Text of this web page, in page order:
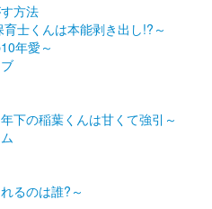
方法
士くんは本能剥き出し!?～
年愛～
下の稲葉くんは甘くて強引～
るのは誰?～